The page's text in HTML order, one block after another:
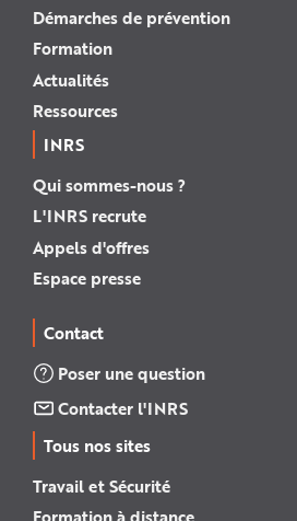
Démarches de prévention
Formation
Actualités
Ressources
INRS
Qui sommes-nous ?
L'INRS recrute
Appels d'offres
Espace presse
Contact
Poser une question
Contacter l'INRS
Tous nos sites
Travail et Sécurité